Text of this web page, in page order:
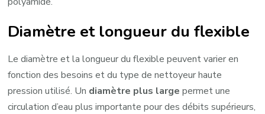
Diamètre et longueur du flexible
Le diamètre et la longueur du flexible peuvent varier en
fonction des besoins et du type de nettoyeur haute
pression utilisé. Un diamètre plus large permet une
circulation d’eau plus importante pour des débits supérieurs,